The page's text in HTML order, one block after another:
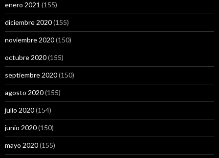
enero 2021 (155)
diciembre 2020(155)
noviembre 2020(150)
octubre 2020(155)
septiembre 2020(150)
agosto 2020(155)
julio 2020(154)
junio 2020(150)
mayo 2020(155)